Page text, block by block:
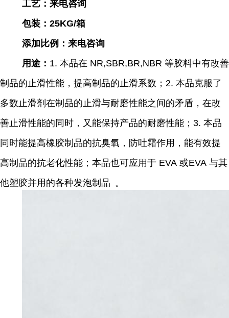
工艺：来电咨询
包装：25KG/箱
添加比例：来电咨询
用途： 1. 本品在 NR,SBR,BR,NBR 等胶料中有改善
制品的止滑性能， 提高制品的止滑系数； 2. 本品克服了
多数止滑剂在制品的止滑与耐磨性能之间的矛盾，在改
善止滑性能的同时，又能保持产品的耐磨性能； 3. 本品
同时能提高橡胶制品的抗臭氧，防吐霜作用，能有效提
高制品的抗老化性能； 本品也可应用于 EVA 或EVA 与其
他塑胶并用的各种发泡制 品 。